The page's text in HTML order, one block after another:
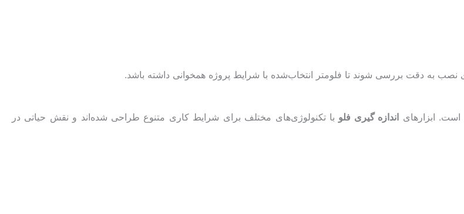
نصب به دقت بررسی شوند تا فلومتر انتخاب‌شده با شرایط پروژه همخوانی داشته باشد.
ابزارهای اندازه گیری فلو با تکنولوژی‌های مختلف برای شرایط کاری متنوع طراحی شده‌اند و نقش حیاتی در